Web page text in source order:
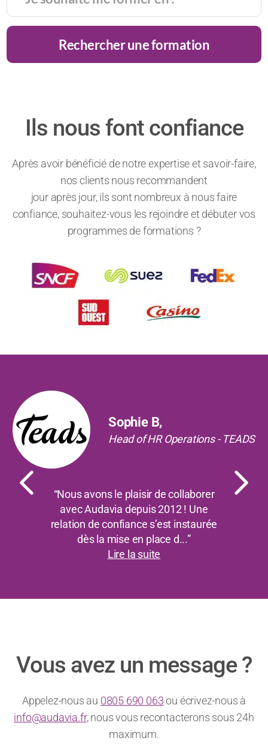
Rechercher une formation
Ils nous font confiance
Après avoir bénéficié de notre expertise et savoir-faire,
nos clients nous recommandent
jour après jour, ils sont nombreux à nous faire
confiance, souhaitez-vous les rejoindre et débuter vos
programmes de formations ?
Sophie B,
Head of HR Operations - TEADS
“Nous avons le plaisir de collaborer
avec Audavia depuis 2012 ! Une
relation de confiance s’est instaurée
dès la mise en place d...”
Lire la suite
Vous avez un message ?
Appelez-nous au 0805 690 063ou écrivez-nous à
info@audavia.fr, nous vous recontacterons sous 24h
maximum.